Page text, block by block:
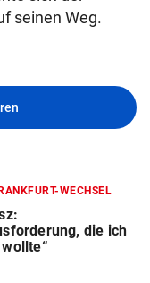
seinen Weg.
WECHSEL
die ich